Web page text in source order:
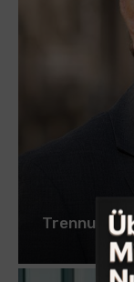
Trennung